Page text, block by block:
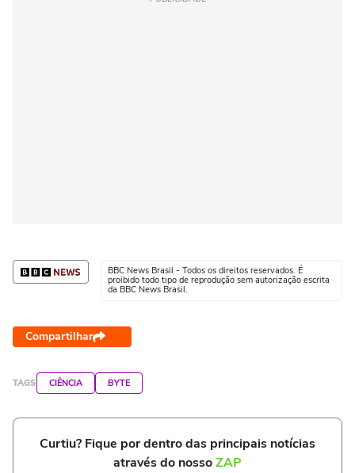
BBC News Brasil - Todos os direitos reservados. É
proibido todo tipo de reprodução sem autorização escrita
da BBC News Brasil.
Compartilhar
TAGS CIÊNCIA BYTE
Curtiu? Fique por dentro das principais notícias
através do nossoZAP